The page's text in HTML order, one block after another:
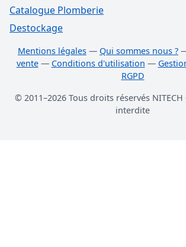
Catalogue Plomberie
Destockage
Mentions légales — Qui sommes nous ?
vente— Conditions d'utilisation —
RGPD
© 2011–2026 Tous droits réservés
interdite